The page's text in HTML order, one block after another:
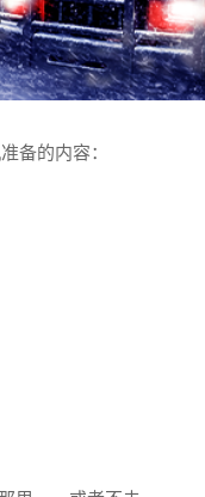
备的内容：